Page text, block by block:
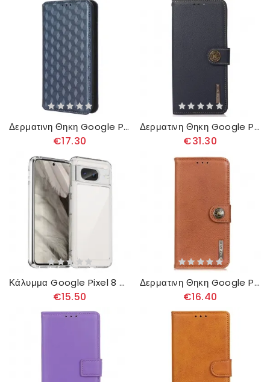
Δερματινη Θηκη Google Pixel 8 Θήκες Κινητών Κύβοι
€17.30
Δερματινη Θηκη Google Pixel 8 Khazneh Rfid Ιμάντας Σιλικόνης
€31.30
Κάλυμμα Google Pixel 8 Διαφανείς Άκρες Σιλικόνης
€15.50
Δερματινη Θηκη Google Pixel 8 Khazneh Δερμάτινο Στυλ
€16.40